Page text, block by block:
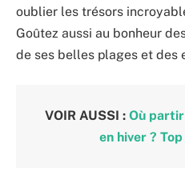
oublier les trésors
Goûtez aussi au bonheur
de ses belles plages et des
VOIR AUSSI : Où partir
en hiver ?